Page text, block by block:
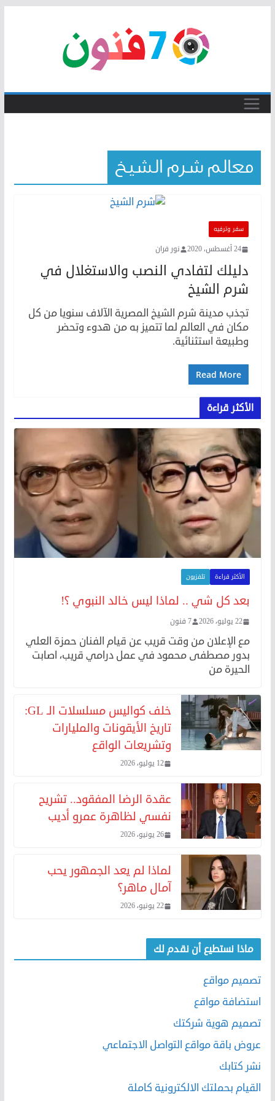
معالم شرم الشيخ
سفر وترفيه
24 أغسطس، 2020 نور فران
دليلك لتفادي النصب والاستغلال في
شرم الشيخ
تجذب مدينة شرم الشيخ المصرية الآلاف سنويا من كل
مكان في العالم لما تتميز به من هدوء وتحضر
وطبيعة استثنائية.
Read More
الأكثر قراءة
الأكثر قراءة تلفزيون
بعد كل شي .. لماذا ليس خالد النبوي ؟!
22 يوليو، 2026 7 فنون
مع الإعلان من وقت قريب عن قيام الفنان حمزة العلي
بدور مصطفى محمود في عمل درامي قريب، اصابت
الحيرة من
خلف كواليس مسلسلات الـ GL:
تاريخ الأيقونات والمليارات
وتشريعات الواقع
12 يوليو، 2026
عقدة الرضا المفقود.. تشريح
نفسي لظاهرة عمرو أديب
26 يونيو، 2026
لماذا لم يعد الجمهور يحب
آمال ماهر؟
22 يونيو، 2026
ماذا نستطيع أن نقدم لك
تصميم مواقع
استضافة مواقع
تصميم هوية شركتك
عروض باقة مواقع التواصل الاجتماعي
نشر كتابك
القيام بحملتك الالكترونية كاملة